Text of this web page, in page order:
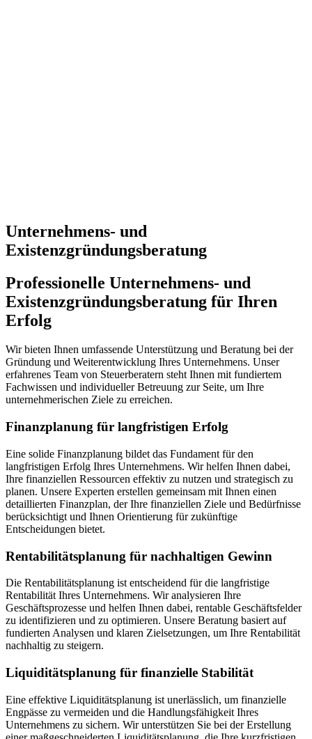
Unternehmens- und
Existenzgründungsberatung
Professionelle Unternehmens- und
Existenzgründungsberatung für Ihren
Erfolg
Wir bieten Ihnen umfassende Unterstützung und Beratung bei der
Gründung und Weiterentwicklung Ihres Unternehmens. Unser
erfahrenes Team von Steuerberatern steht Ihnen mit fundiertem
Fachwissen und individueller Betreuung zur Seite, um Ihre
unternehmerischen Ziele zu erreichen.
Finanzplanung für langfristigen Erfolg
Eine solide Finanzplanung bildet das Fundament für den
langfristigen Erfolg Ihres Unternehmens. Wir helfen Ihnen dabei,
Ihre finanziellen Ressourcen effektiv zu nutzen und strategisch zu
planen. Unsere Experten erstellen gemeinsam mit Ihnen einen
detaillierten Finanzplan, der Ihre finanziellen Ziele und Bedürfnisse
berücksichtigt und Ihnen Orientierung für zukünftige
Entscheidungen bietet.
Rentabilitätsplanung für nachhaltigen Gewinn
Die Rentabilitätsplanung ist entscheidend für die langfristige
Rentabilität Ihres Unternehmens. Wir analysieren Ihre
Geschäftsprozesse und helfen Ihnen dabei, rentable Geschäftsfelder
zu identifizieren und zu optimieren. Unsere Beratung basiert auf
fundierten Analysen und klaren Zielsetzungen, um Ihre Rentabilität
nachhaltig zu steigern.
Liquiditätsplanung für finanzielle Stabilität
Eine effektive Liquiditätsplanung ist unerlässlich, um finanzielle
Engpässe zu vermeiden und die Handlungsfähigkeit Ihres
Unternehmens zu sichern. Wir unterstützen Sie bei der Erstellung